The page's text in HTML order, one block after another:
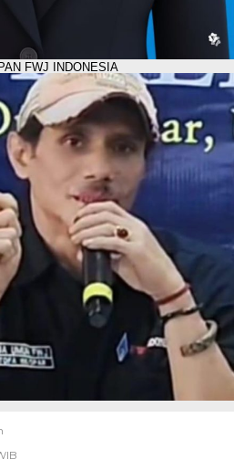
FWJ INDONESIA